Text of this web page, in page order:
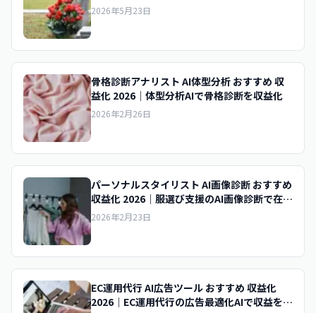
2026年5月23日
骨格診断アナリスト AI体型分析 おすすめ 収
益化 2026｜体型分析AIで骨格診断を収益化
2026年2月26日
パーソナルスタイリスト AI画像診断 おすすめ
収益化 2026｜服選び支援のAI画像診断で在宅
収益化
2026年2月23日
EC運用代行 AI広告ツール おすすめ 収益化
2026｜EC運用代行の広告最適化AIで収益を伸